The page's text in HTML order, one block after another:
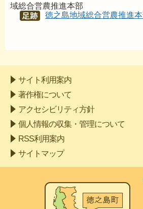
域総合営農推進本部
あし
徳之島地域総合営農推進
サイト利用案内
著作権について
アクセシビリティ方針
個人情報の収集・管理について
RSS利用案内
サイトマップ